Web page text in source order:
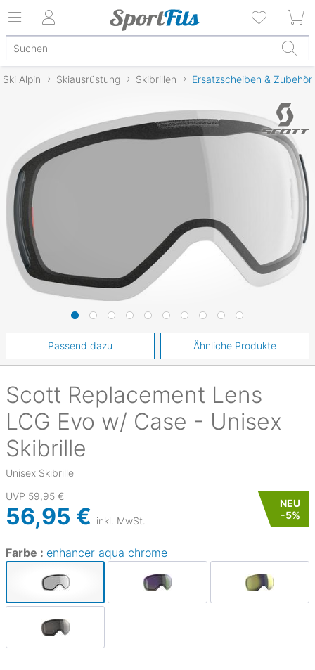
Ski Alpin Skiausrüstung Skibrillen Ersatzscheiben & Zubehör
Scott Replacement Lens
LCG Evo w/ Case - Unisex
Skibrille
Unisex Skibrille
UVP 59,95 €
56,95 € inkl. MwSt.
NEU
-5%
Farbe : enhancer aqua chrome
Passend dazu Ähnliche Produkte